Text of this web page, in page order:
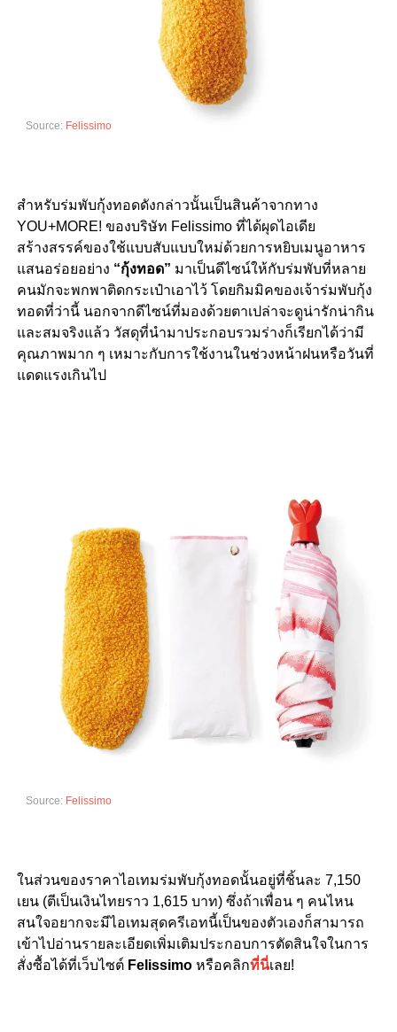
Source: Felissimo
สำหรับร่มพับกุ้งทอดดังกล่าวนั้นเป็นสินค้าจากทาง
YOU+MORE! ของบริษัท Felissimo ที่ได้ผุดไอเดีย
สร้างสรรค์ของใช้แบบสับแบบใหม่ด้วยการหยิบเมนูอาหาร
แสนอร่อยอย่าง “กุ้งทอด” มาเป็นดีไซน์ให้กับร่มพับที่หลาย
คนมักจะพกพาติดกระเป๋าเอาไว้ โดยกิมมิคของเจ้าร่มพับกุ้ง
ทอดที่ว่านี้ นอกจากดีไซน์ที่มองด้วยตาเปล่าจะดูน่ารักน่ากิน
และสมจริงแล้ว วัสดุที่นำมาประกอบรวมร่างก็เรียกได้ว่ามี
คุณภาพมาก ๆ เหมาะกับการใช้งานในช่วงหน้าฝนหรือวันที่
แดดแรงเกินไป
Source: Felissimo
ในส่วนของราคาไอเทมร่มพับกุ้งทอดนั้นอยู่ที่ชิ้นละ 7,150
เยน (ตีเป็นเงินไทยราว 1,615 บาท) ซึ่งถ้าเพื่อน ๆ คนไหน
สนใจอยากจะมีไอเทมสุดครีเอทนี้เป็นของตัวเองก็สามารถ
เข้าไปอ่านรายละเอียดเพิ่มเติมประกอบการตัดสินใจในการ
สั่งซื้อได้ที่เว็บไซต์Felissimo หรือคลิกที่นี่เลย!